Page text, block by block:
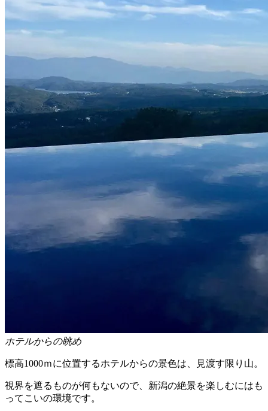
ホテルからの眺め
標高1000ｍに位置するホテルからの景色は、見渡す限り山。
視界を遮るものが何もないので、新潟の絶景を楽しむにはも
ってこいの環境です。